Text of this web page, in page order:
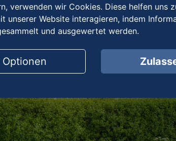
verwenden wir Cookies. Diese helfen uns
unserer Website interagieren, indem
und ausgewertet werden.
Optionen